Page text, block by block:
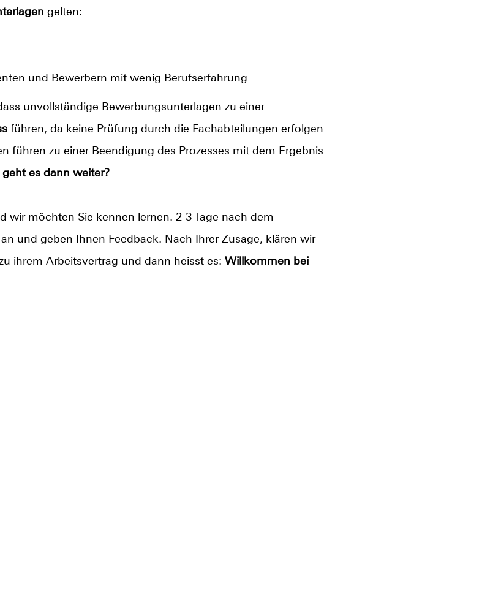
gelten:
und Bewerbern mit wenig Berufserfahrung
unvollständige Bewerbungsunterlagen zu einer
führen, da keine Prüfung durch die Fachabteilungen erfolgen
führen zu einer Beendigung des Prozesses mit dem Ergebnis
es dann weiter?
wir möchten Sie kennen lernen. 2-3 Tage nach dem
und geben Ihnen Feedback. Nach Ihrer Zusage, klären wir
ihrem Arbeitsvertrag und dann heisst es: Willkommen bei